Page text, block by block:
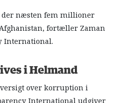
der næsten fem millioner
fortæller Zaman
International.
i Helmand
over korruption i